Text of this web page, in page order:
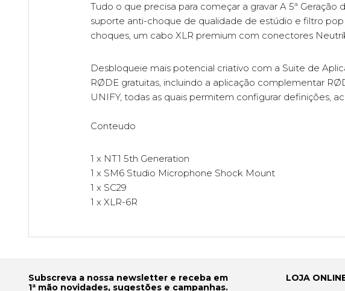
Tudo o que precisa para começar a gravar A 5ª
suporte anti-choque de qualidade de estúdio e filtro pop
choques, um cabo XLR premium com conectores
Desbloqueie mais potencial criativo com a Suite de
RØDE gratuitas, incluindo a aplicação complementar
UNIFY, todas as quais permitem configurar definições,
Conteudo
1 x NT1 5th Generation
1 x SM6 Studio Microphone Shock Mount
1 x SC29
1 x XLR-6R
Subscreva a nossa newsletter e receba em
1ª mão novidades, sugestões e campanhas.
LOJA